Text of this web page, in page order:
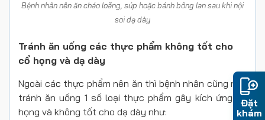
Bệnh nhân nên ăn cháo loãng, súp hoặc bánh bông lan sau khi nội
soi dạ dày
Tránh ăn uống các thực phẩm không tốt cho
cổ họng và dạ dày
Ngoài các thực phẩm nên ăn thì bệnh nhân cũng nên
tránh ăn uống 1 số loại thực phẩm gây kích ứng cổ
họng và không tốt cho dạ dày như:
Đặt
khám